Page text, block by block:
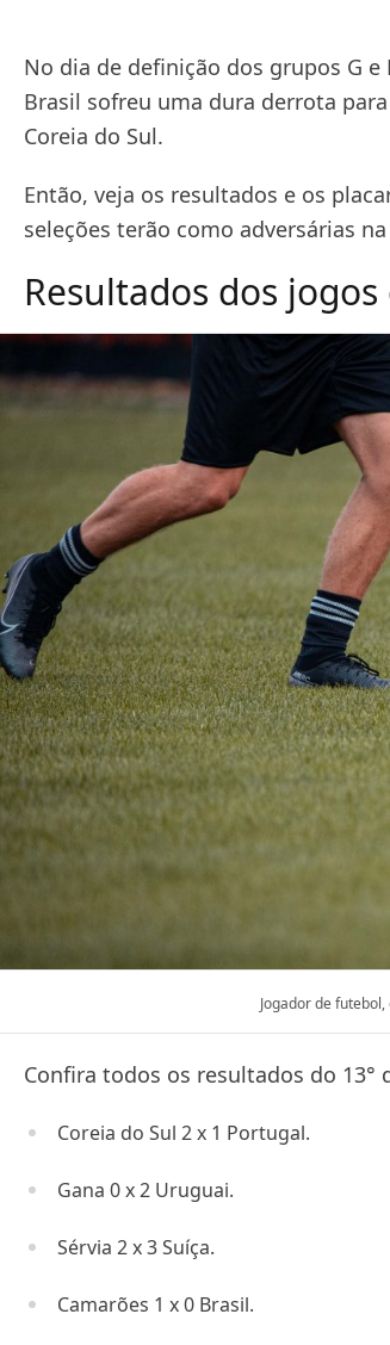
No dia de definição dos grupos G
Brasil sofreu uma dura derrota
Coreia do Sul.
Então, veja os resultados e os
seleções terão como adversárias
Resultados dos jogos
Jogador de
Confira todos os resultados do 13°
Coreia do Sul 2 x 1 Portugal.
Gana 0 x 2 Uruguai.
Sérvia 2 x 3 Suíça.
Camarões 1 x 0 Brasil.